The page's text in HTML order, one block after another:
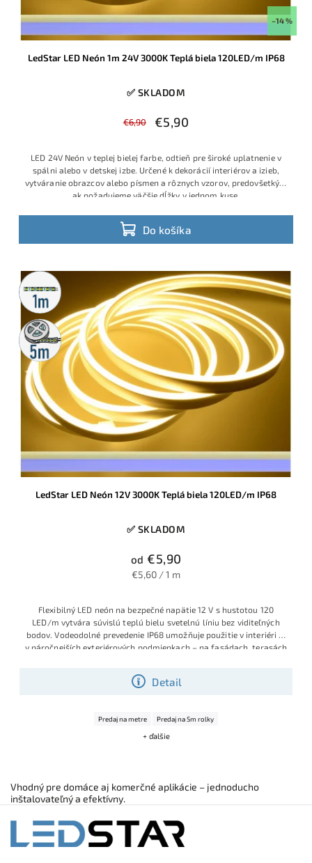
–14 %
LedStar LED Neón 1m 24V 3000K Teplá biela 120LED/m IP68
✅ SKLADOM
€6,90 €5,90
Do košíka
LED 24V Neón v teplej bielej farbe, odtieň pre široké uplatnenie v
spálni alebo v detskej izbe. Určené k dekorácií interiérov a izieb,
vytváranie obrazcov alebo písmen a rôznych vzorov, predovšetkým
ak požadujeme väčšie dĺžky v jednom kuse.
Metrážny
predaj
5m
rolka
LedStar LED Neón 12V 3000K Teplá biela 120LED/m IP68
✅ SKLADOM
od €5,90
€5,60 / 1 m
Detail
Flexibilný LED neón na bezpečné napätie 12 V s hustotou 120
LED/m vytvára súvislú teplú bielu svetelnú líniu bez viditeľných
bodov. Vodeodolné prevedenie IP68 umožňuje použitie v interiéri aj
v náročnejších exteriérových podmienkach – na fasádach, terasách
Predaj na metre Predaj na 5m rolky
+ ďalšie
Vhodný pre domáce aj komerčné aplikácie – jednoducho
inštalovateľný a efektívny.